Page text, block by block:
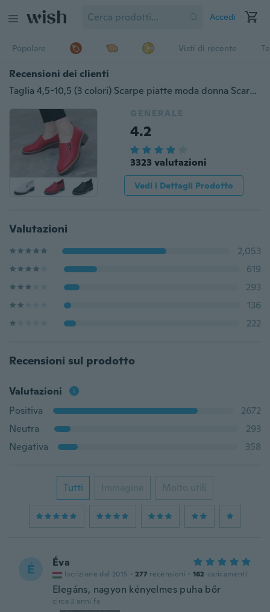
Accedi
Popolare Visti di recente
Recensioni dei clienti
Taglia 4,5-10,5 (3 colori) Scarpe piatte moda donna Scarpe Oxford in vera pelle
GENERALE
4.2
3323 valutazioni
Vedi i Dettagli Prodotto
Valutazioni
2,053
619
293
136
222
Recensioni sul prodotto
Valutazioni
Positiva
2672
Neutra
293
Negativa
358
Tutti Immagine Molto utili
É Éva
Iscrizione dal 2015 · 277 recensioni · 162 caricamenti
Elegáns, nagyon kényelmes puha bőr
circa 3 anni fa